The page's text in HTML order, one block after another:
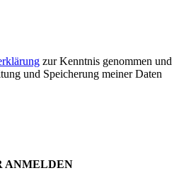
zur Kenntnis genommen und
und Speicherung meiner Daten
ANMELDEN